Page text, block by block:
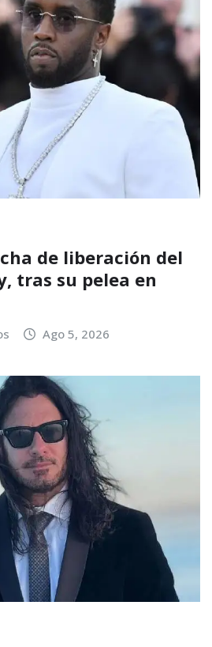
de liberación del
tras su pelea en
Ago 5, 2026